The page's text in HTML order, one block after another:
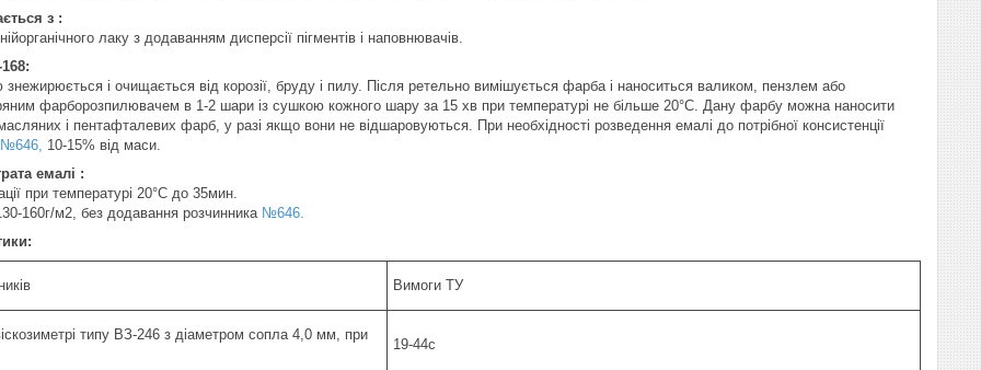
з :
лаку з додаванням дисперсії пігментів і наповнювачів.
і очищається від корозії, бруду і пилу. Після ретельно вимішується фарба і наноситься валиком, пензлем або
фарборозпилювачем в 1-2 шари із сушкою кожного шару за 15 хв при температурі не більше 20°C. Дану фарбу можна наносити
і пентафталевих фарб, у разі якщо вони не відшаровуються. При необхідності розведення емалі до потрібної консистенції
№646, 10-15% від маси.
емалі :
при температурі 20°C до 35мин.
160г/м2, без додавання розчинника №646.
Вимоги ТУ
типу ВЗ-246 з діаметром сопла 4,0 мм, при
19-44с